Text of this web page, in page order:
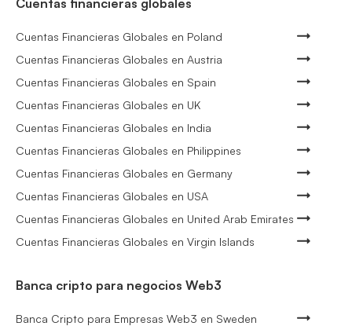
Cuentas Financieras Globales en Poland
Cuentas Financieras Globales en Austria
Cuentas Financieras Globales en Spain
Cuentas Financieras Globales en UK
Cuentas Financieras Globales en India
Cuentas Financieras Globales en Philippines
Cuentas Financieras Globales en Germany
Cuentas Financieras Globales en USA
Cuentas Financieras Globales en United Arab Emirates
Cuentas Financieras Globales en Virgin Islands
Banca cripto para negocios Web3
Banca Cripto para Empresas Web3 en Sweden